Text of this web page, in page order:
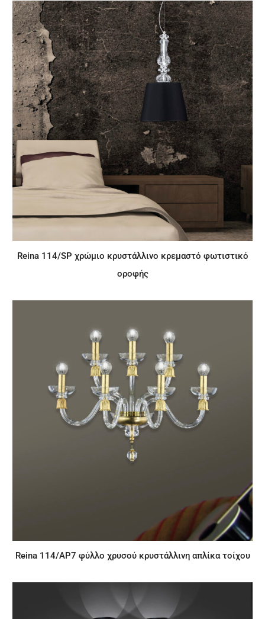
Reina 114/SP χρώμιο κρυστάλλινο κρεμαστό φωτιστικό
οροφής
Reina 114/AP7 φύλλο χρυσού κρυστάλλινη απλίκα τοίχου